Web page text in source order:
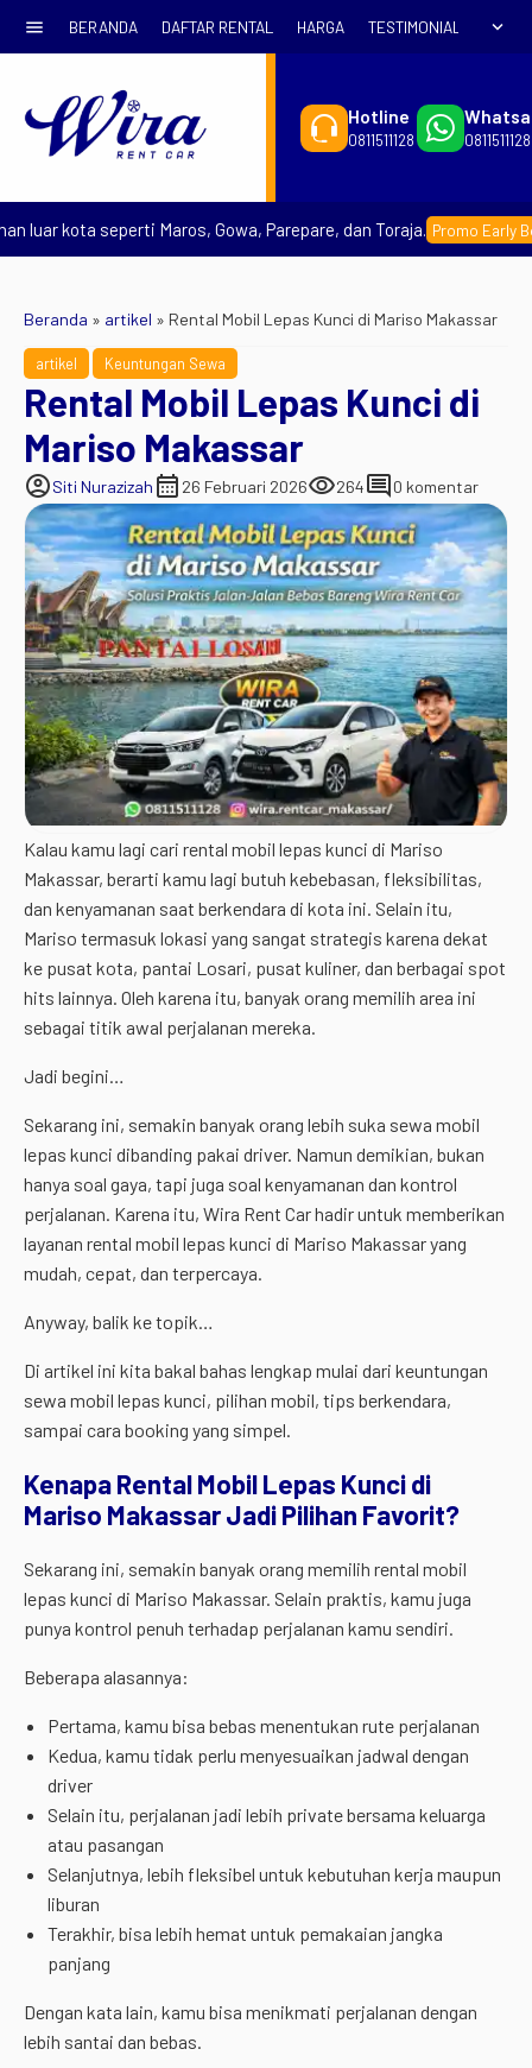
menu BERANDA DAFTAR RENTAL HARGA TESTIMONIAL expand_more
Hotline
0811511128 0811511128
kota seperti Maros, Gowa, Parepare, dan Toraja. Promo Early Booking
Beranda » artikel » Rental Mobil Lepas Kunci di Mariso Makassar
artikel Keuntungan Sewa
Rental Mobil Lepas Kunci di
Mariso Makassar
account_circleSiti Nurazizah calendar_month 26 Februari 2026visibility264comment0 komentar
Kalau kamu lagi cari rental mobil lepas kunci di Mariso
Makassar, berarti kamu lagi butuh kebebasan, fleksibilitas,
dan kenyamanan saat berkendara di kota ini. Selain itu,
Mariso termasuk lokasi yang sangat strategis karena dekat
ke pusat kota, pantai Losari, pusat kuliner, dan berbagai spot
hits lainnya. Oleh karena itu, banyak orang memilih area ini
sebagai titik awal perjalanan mereka.
Jadi begini…
Sekarang ini, semakin banyak orang lebih suka sewa mobil
lepas kunci dibanding pakai driver. Namun demikian, bukan
hanya soal gaya, tapi juga soal kenyamanan dan kontrol
perjalanan. Karena itu, Wira Rent Car hadir untuk memberikan
layanan rental mobil lepas kunci di Mariso Makassar yang
mudah, cepat, dan terpercaya.
Anyway, balik ke topik…
Di artikel ini kita bakal bahas lengkap mulai dari keuntungan
sewa mobil lepas kunci, pilihan mobil, tips berkendara,
sampai cara booking yang simpel.
Kenapa Rental Mobil Lepas Kunci di
Mariso Makassar Jadi Pilihan Favorit?
Sekarang ini, semakin banyak orang memilih rental mobil
lepas kunci di Mariso Makassar. Selain praktis, kamu juga
punya kontrol penuh terhadap perjalanan kamu sendiri.
Beberapa alasannya:
Pertama, kamu bisa bebas menentukan rute perjalanan
Kedua, kamu tidak perlu menyesuaikan jadwal dengan
driver
Selain itu, perjalanan jadi lebih private bersama keluarga
atau pasangan
Selanjutnya, lebih fleksibel untuk kebutuhan kerja maupun
liburan
Terakhir, bisa lebih hemat untuk pemakaian jangka
panjang
Dengan kata lain, kamu bisa menikmati perjalanan dengan
lebih santai dan bebas.